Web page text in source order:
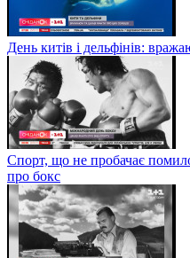
День китів і дельфінів:
Спорт, що не пробачає
про бокс